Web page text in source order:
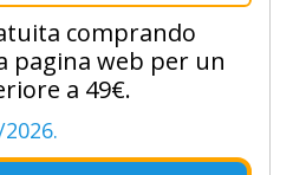
comprando
pagina web per un
a 49€.